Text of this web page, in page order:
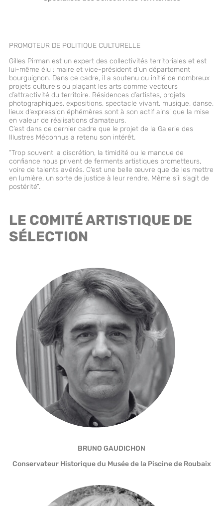
PROMOTEUR DE POLITIQUE CULTURELLE
Gilles Pirman est un expert des collectivités territoriales et est
lui-même élu : maire et vice-président d’un département
bourguignon. Dans ce cadre, il a soutenu ou initié de nombreux
projets culturels ou plaçant les arts comme vecteurs
d’attractivité du territoire. Résidences d’artistes, projets
photographiques, expositions, spectacle vivant, musique, danse,
lieux d’expression éphémères sont à son actif ainsi que la mise
en valeur de réalisations d’amateurs.
C’est dans ce dernier cadre que le projet de la Galerie des
Illustres Méconnus a retenu son intérêt.
“Trop souvent la discrétion, la timidité ou le manque de
confiance nous privent de ferments artistiques prometteurs,
voire de talents avérés. C’est une belle œuvre que de les mettre
en lumière, un sorte de justice à leur rendre. Même s’il s’agit de
postérité”.
LE COMITÉ ARTISTIQUE DE
SÉLECTION
BRUNO GAUDICHON
Conservateur Historique du Musée de la Piscine de Roubaix